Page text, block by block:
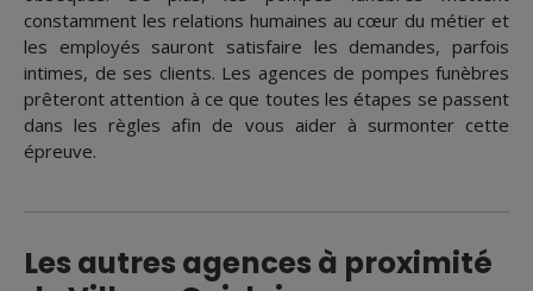
constamment les relations humaines au cœur du métier et
les employés sauront satisfaire les demandes, parfois
intimes, de ses clients. Les agences de pompes funèbres
prêteront attention à ce que toutes les étapes se passent
dans les règles afin de vous aider à surmonter cette
épreuve.
Les autres agences à proximité